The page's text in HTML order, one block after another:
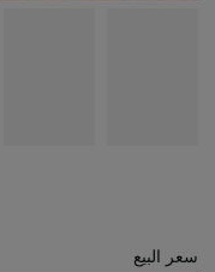
سعر البيع